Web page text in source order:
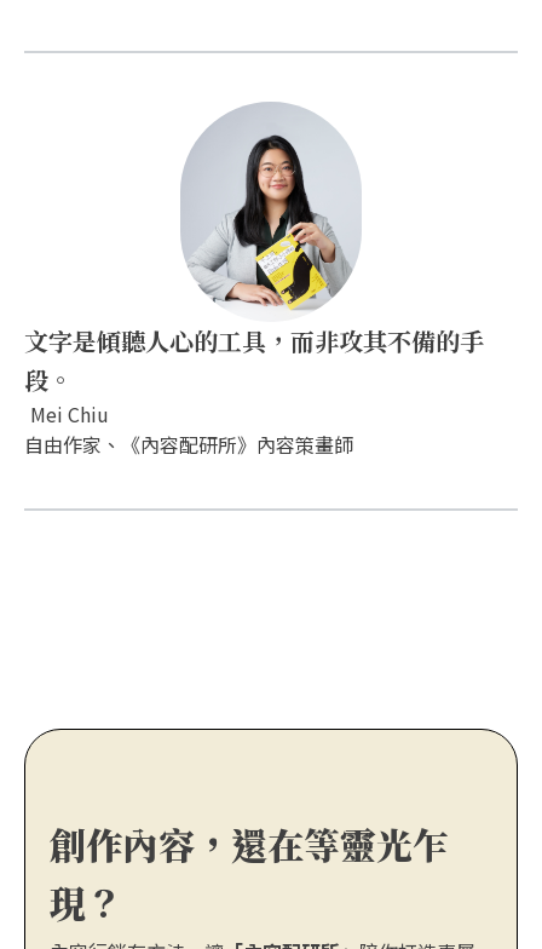
文字是傾聽人心的工具，而非攻其不備的手
段。
Mei Chiu
自由作家、《內容配研所》內容策畫師
創作內容，還在等靈光乍
現？